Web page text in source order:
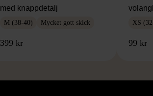
med knappdetalj
M (38-40) Mycket gott skick
399 kr
XS
99 kr